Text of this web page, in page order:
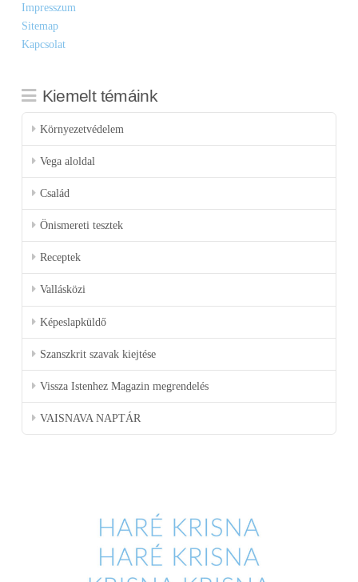
Impresszum
Sitemap
Kapcsolat
Kiemelt témáink
Környezetvédelem
Vega aloldal
Család
Önismereti tesztek
Receptek
Vallásközi
Képeslapküldő
Szanszkrit szavak kiejtése
Vissza Istenhez Magazin megrendelés
VAISNAVA NAPTÁR